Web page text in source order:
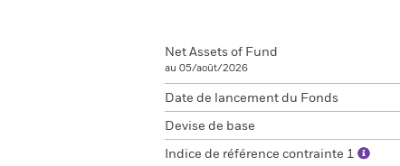
Net Assets of Fund
au 05/août/2026
Date de lancement du Fonds
Devise de base
Indice de référence contrainte 1